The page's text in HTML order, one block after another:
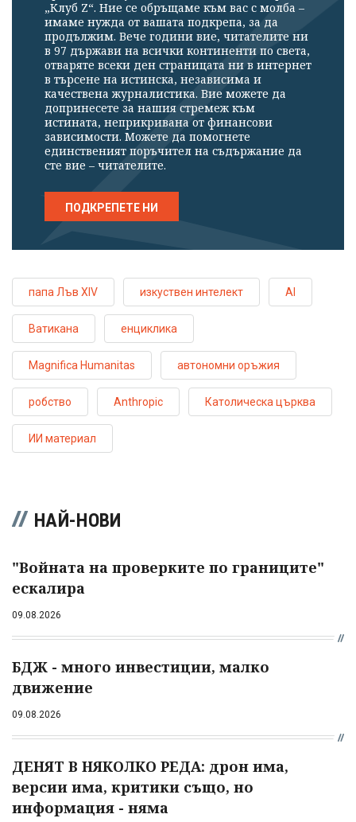
„Клуб Z“. Ние се обръщаме към вас с молба –
имаме нужда от вашата подкрепа, за да
продължим. Вече години вие, читателите ни
в 97 държави на всички континенти по света,
отваряте всеки ден страницата ни в интернет
в търсене на истинска, независима и
качествена журналистика. Вие можете да
допринесете за нашия стремеж към
истината, неприкривана от финансови
зависимости. Можете да помогнете
единственият поръчител на съдържание да
сте вие – читателите.
ПОДКРЕПЕТЕ НИ
папа Лъв XIV изкуствен интелект AI
Ватикана енциклика
Magnifica Humanitas автономни оръжия
робство Anthropic Католическа църква
ИИ материал
НАЙ-НОВИ
"Войната на проверките по границите"
ескалира
09.08.2026
БДЖ - много инвестиции, малко
движение
09.08.2026
ДЕНЯТ В НЯКОЛКО РЕДА: дрон има,
версии има, критики също, но
информация - няма